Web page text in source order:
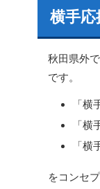
横手応
秋田県外
です。
「
「横
「横
をコンセ